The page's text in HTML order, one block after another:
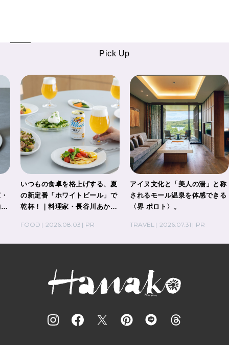
Pick Up
いつもの食卓を格上げする、夏
の新定番「ホワイトビール」で
乾杯！｜料理家・長谷川あかり
FOOD
2026.08.03 PR
アイヌ文化と「美人の湯」と称
されるモール温泉を体感できる
〈界 ポロト〉。
TRAVEL 2026.07.31 PR